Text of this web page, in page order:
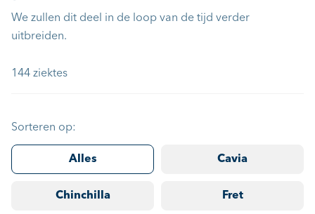
We zullen dit deel in de loop van de tijd verder
uitbreiden.
144 ziektes
Sorteren op:
Alles Cavia
Chinchilla Fret